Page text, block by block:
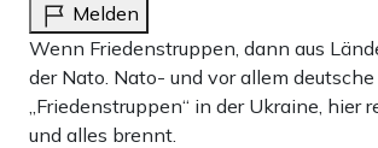
Melden
Wenn Friedenstruppen, dann aus
der Nato. Nato- und vor allem
„Friedenstruppen“ in der Ukraine, hier
und alles brennt.